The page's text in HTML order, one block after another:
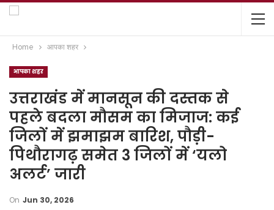
Home आपका शहर
आपका शहर
उत्तराखंड में मानसून की दस्तक से
पहले बदला मौसम का मिजाज: कई
जिलों में झमाझम बारिश, पौड़ी-
पिथौरागढ़ समेत 3 जिलों में ‘यलो
अलर्ट’ जारी
On Jun 30, 2026